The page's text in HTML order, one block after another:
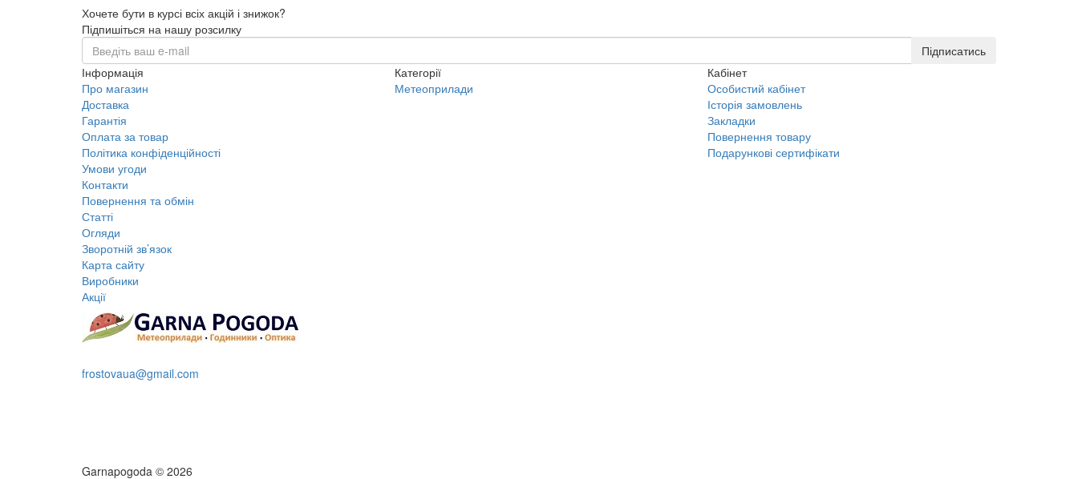
Хочете бути в курсі всіх акцій і знижок?
Підпишіться на нашу розсилку
Підписатись
Інформація
Про магазин
Доставка
Гарантія
Оплата за товар
Політика конфіденційності
Умови угоди
Контакти
Повернення та обмін
Статті
Огляди
Зворотній зв’язок
Карта сайту
Виробники
Акції
Категорії
Метеоприлади
Кабінет
Особистий кабінет
Історія замовлень
Закладки
Повернення товару
Подарункові сертифікати
frostovaua@gmail.com
Garnapogoda © 2026